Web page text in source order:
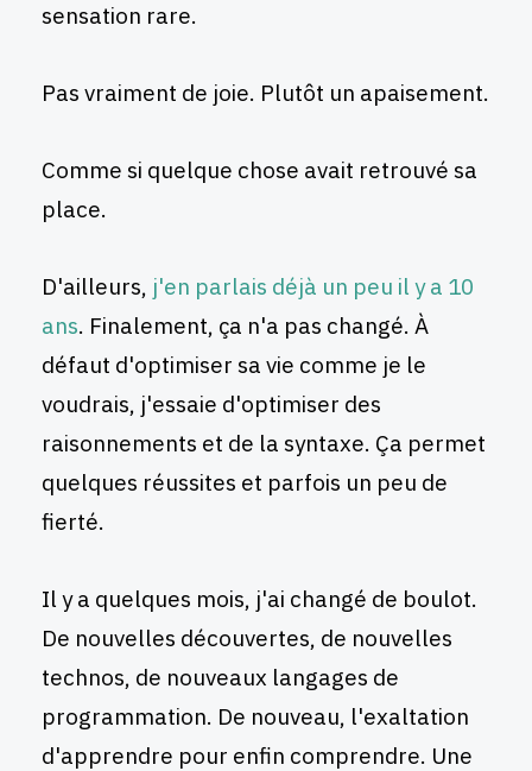
sensation rare.
Pas vraiment de joie. Plutôt un apaisement.
Comme si quelque chose avait retrouvé sa
place.
D'ailleurs, j'en parlais déjà un peu il y a 10
ans. Finalement, ça n'a pas changé. À
défaut d'optimiser sa vie comme je le
voudrais, j'essaie d'optimiser des
raisonnements et de la syntaxe. Ça permet
quelques réussites et parfois un peu de
fierté.
Il y a quelques mois, j'ai changé de boulot.
De nouvelles découvertes, de nouvelles
technos, de nouveaux langages de
programmation. De nouveau, l'exaltation
d'apprendre pour enfin comprendre. Une